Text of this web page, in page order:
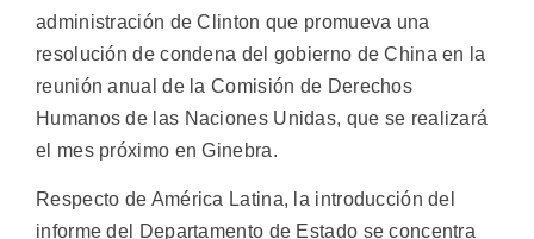
administración de Clinton que promueva una
resolución de condena del gobierno de China en la
reunión anual de la Comisión de Derechos
Humanos de las Naciones Unidas, que se realizará
el mes próximo en Ginebra.
Respecto de América Latina, la introducción del
informe del Departamento de Estado se concentra